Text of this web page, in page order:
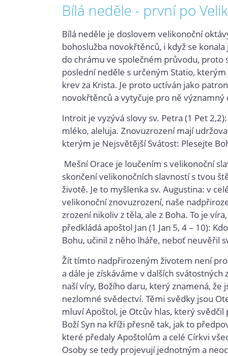
2016
Bílá neděle - první po
Bílá neděle je doslovem velikonoční
bohoslužba novokřtěnců, i když se
do chrámu ve společném průvodu, proto
poslední neděle s určeným Statio,
krev za Krista. Je proto uctíván jako
novokřtěnců a vytyčuje pro ně významný
Introit je vyzývá slovy sv. Petra (1 Pet
mléko, aleluja. Znovuzrození mají
kterým je Nejsvětější Svátost: Plesejte
Mešní Orace je loučením s velikonoční
skončení velikonočních slavností s tvou
životě. Je to myšlenka sv. Augustina: v
velikonoční znovuzrození, naše
zrození nikoliv z těla, ale z Boha. To je
předkládá apoštol Jan (1 Jan 5, 4 – 10):
Bohu, učinil z něho lháře, neboť neuvěřil
Žít tímto nadpřirozeným životem není
a dále je získáváme v dalších
naší víry, Božího daru, který znamená,
nezlomné svědectví. Těmi svědky jsou
mluví Apoštol, je Otcův hlas, který svědčil
Boží Syn na kříži přesně tak, jak to
které předaly Apoštolům a celé Církvi
Osoby se tedy projevují jednotným a